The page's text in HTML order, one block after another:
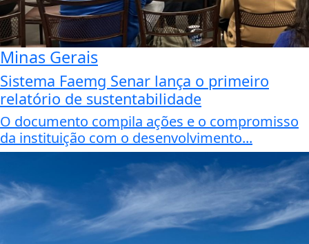
Minas Gerais
Sistema Faemg Senar lança o primeiro
relatório de sustentabilidade
O documento compila ações e o compromisso
da instituição com o desenvolvimento...